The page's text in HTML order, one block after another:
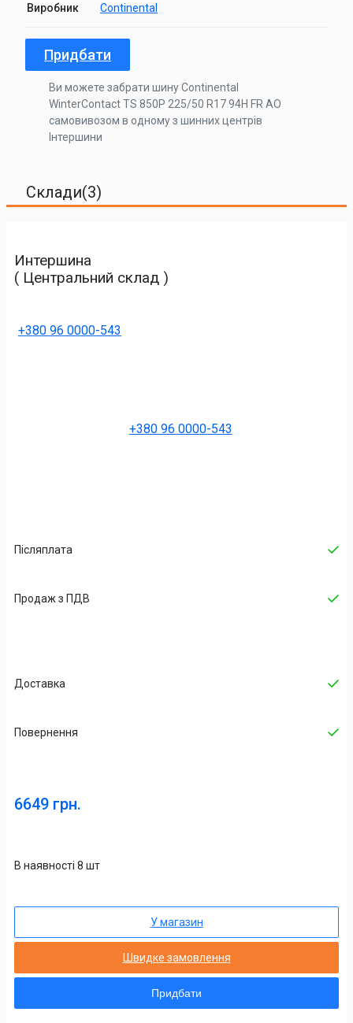
Виробник Continental
Придбати
Ви можете забрати шину Continental
WinterContact TS 850P 225/50 R17 94H FR AO
самовивозом в одному з шинних центрів
Інтершини
Склади(3)
Интершина
( Центральний склад )
+380 96 0000-543
+380 96 0000-543
Післяплата
Продаж з ПДВ
Доставка
Повернення
6649 грн.
В наявності 8 шт
У магазин
Швидке замовлення
Придбати